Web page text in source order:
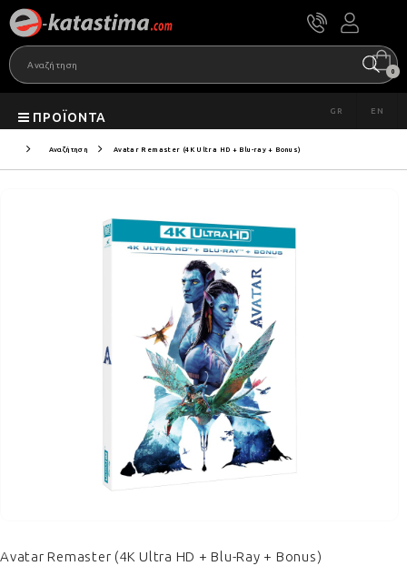
0
ΠΡΟΪΌΝΤΑ GR EN
Αναζήτηση Avatar Remaster (4K Ultra HD + Blu-ray + Bonus)
Avatar Remaster (4K Ultra HD + Blu-Ray + Bonus)